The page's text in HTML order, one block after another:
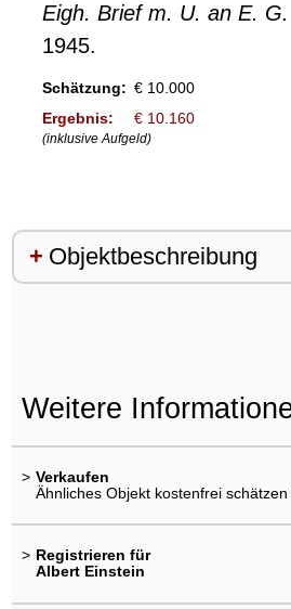
Eigh. Brief m. U. an E.
1945.
Schätzung: € 10.000
Ergebnis:
€ 10.160
(inklusive Aufgeld)
Objektbeschreibung
Weitere
> Verkaufen
Ähnliches Objekt kostenfrei schätzen
> Registrieren für
Albert Einstein